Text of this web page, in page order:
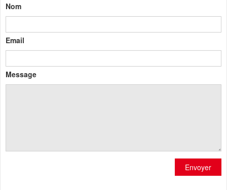
Nom
Email
Message
Envoyer